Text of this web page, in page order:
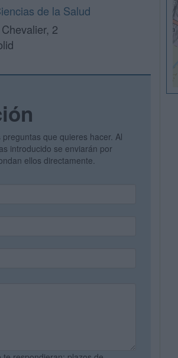
de la Salud
2
que quieres hacer. Al
introducido se enviarán por
ellos directamente.